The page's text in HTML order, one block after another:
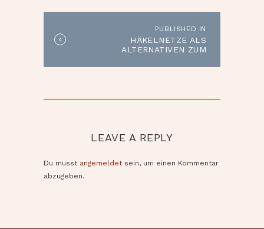
PUBLISHED IN
post:
HÄKELNETZE ALS
ALTERNATIVEN ZUM
LEAVE A REPLY
Du musst angemeldetsein, um einen Kommentar
abzugeben.